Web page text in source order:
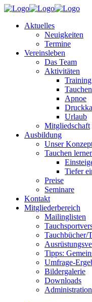
Aktuelles
Neuigkeiten
Termine
Vereinsleben
Das Team
Aktivitäten
Training
Tauchen
Apnoe
Urlaub
Mitgliedschaft
Ausbildung
Unser
Tauchen
Tiefer
Preise
Seminare
Kontakt
Mitgliederbereich
Mailinglisten
Tauchbücher/
Tipps:
Umfrage-
Bildergalerie
Downloads